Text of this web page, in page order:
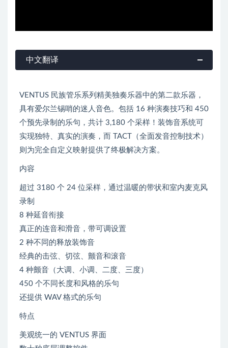
中文翻译
VENTUS 民族管乐系列精美独奏乐器中的第二款乐器，
具有爱尔兰锡哨的迷人音色。包括 16 种演奏技巧和 450
个预先录制的乐句，共计 3,180 个采样！装饰音系统可
实现独特、真实的演奏，而 TACT（全面发音控制技术）
则为完全自定义映射提供了终极解决方案。
内容
超过 3180 个 24 位采样，通过温暖的带状和室内麦克风
录制
8 种延音衔接
真正的连音和滑音，带可调设置
2 种不同的释放装饰音
经典的击弦、切弦、颤音和滚音
4 种颤音（大调、小调、二度、三度）
450 个不同长度和风格的乐句
还提供 WAV 格式的乐句
特点
美观统一的 VENTUS 界面